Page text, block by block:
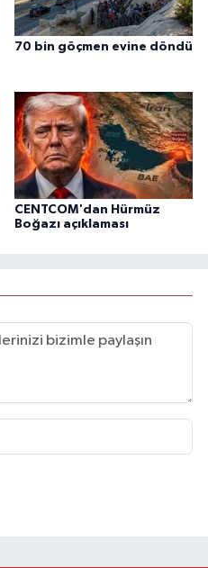
70 bin göçmen evine döndü
CENTCOM'dan Hürmüz
Boğazı açıklaması